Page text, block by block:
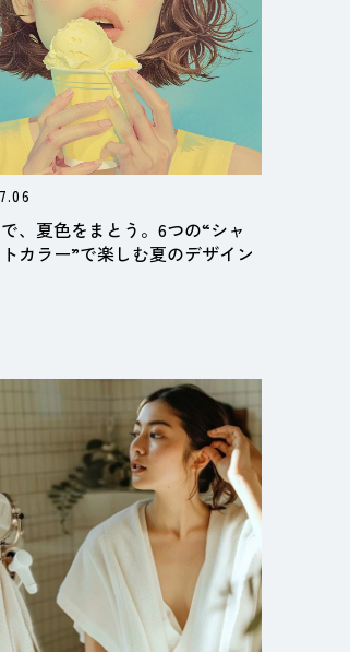
、夏色をまとう。6つの“シャ
カラー”で楽しむ夏のデザイン